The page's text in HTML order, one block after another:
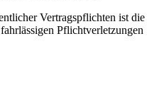
Vertragspflichten ist die
Pflichtverletzungen